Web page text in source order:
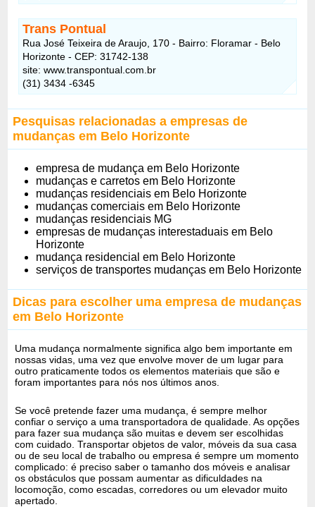
Trans Pontual
Rua José Teixeira de Araujo, 170 - Bairro: Floramar - Belo
Horizonte - CEP: 31742-138
site: www.transpontual.com.br
(31) 3434 -6345
Pesquisas relacionadas a empresas de
mudanças em Belo Horizonte
empresa de mudança em Belo Horizonte
mudanças e carretos em Belo Horizonte
mudanças residenciais em Belo Horizonte
mudanças comerciais em Belo Horizonte
mudanças residenciais MG
empresas de mudanças interestaduais em Belo
Horizonte
mudança residencial em Belo Horizonte
serviços de transportes mudanças em Belo Horizonte
Dicas para escolher uma empresa de mudanças
em Belo Horizonte
Uma mudança normalmente significa algo bem importante em
nossas vidas, uma vez que envolve mover de um lugar para
outro praticamente todos os elementos materiais que são e
foram importantes para nós nos últimos anos.
Se você pretende fazer uma mudança, é sempre melhor
confiar o serviço a uma transportadora de qualidade. As opções
para fazer sua mudança são muitas e devem ser escolhidas
com cuidado. Transportar objetos de valor, móveis da sua casa
ou de seu local de trabalho ou empresa é sempre um momento
complicado: é preciso saber o tamanho dos móveis e analisar
os obstáculos que possam aumentar as dificuldades na
locomoção, como escadas, corredores ou um elevador muito
apertado.